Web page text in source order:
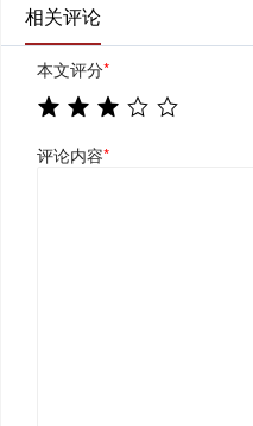
相关评论
本文评分*
评论内容*